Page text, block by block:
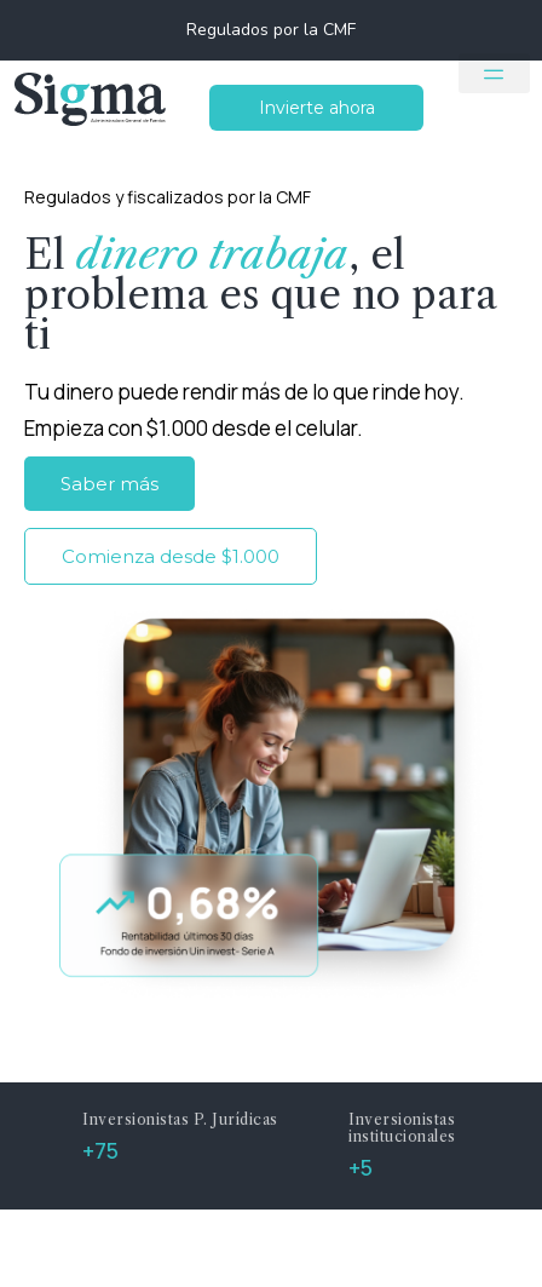
Regulados por la CMF
Invierte ahora
Regulados y fiscalizados por la CMF
El dinero trabaja, el
problema es que no para
ti
Tu dinero puede rendir más de lo que rinde hoy.
Empieza con $1.000 desde el celular.
Saber más
Comienza desde $1.000
Inversionistas P. Jurídicas
+75
Inversionistas
institucionales
+5